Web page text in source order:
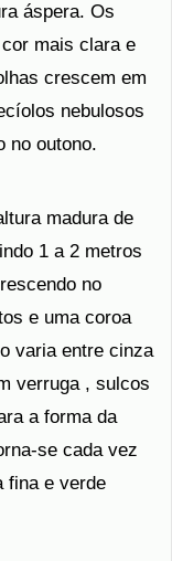
áspera. Os
mais clara e
crescem em
nebulosos
no outono.
madura de
1 a 2 metros
no
e uma coroa
varia entre cinza
verruga , sulcos
a forma da
se cada vez
fina e verde